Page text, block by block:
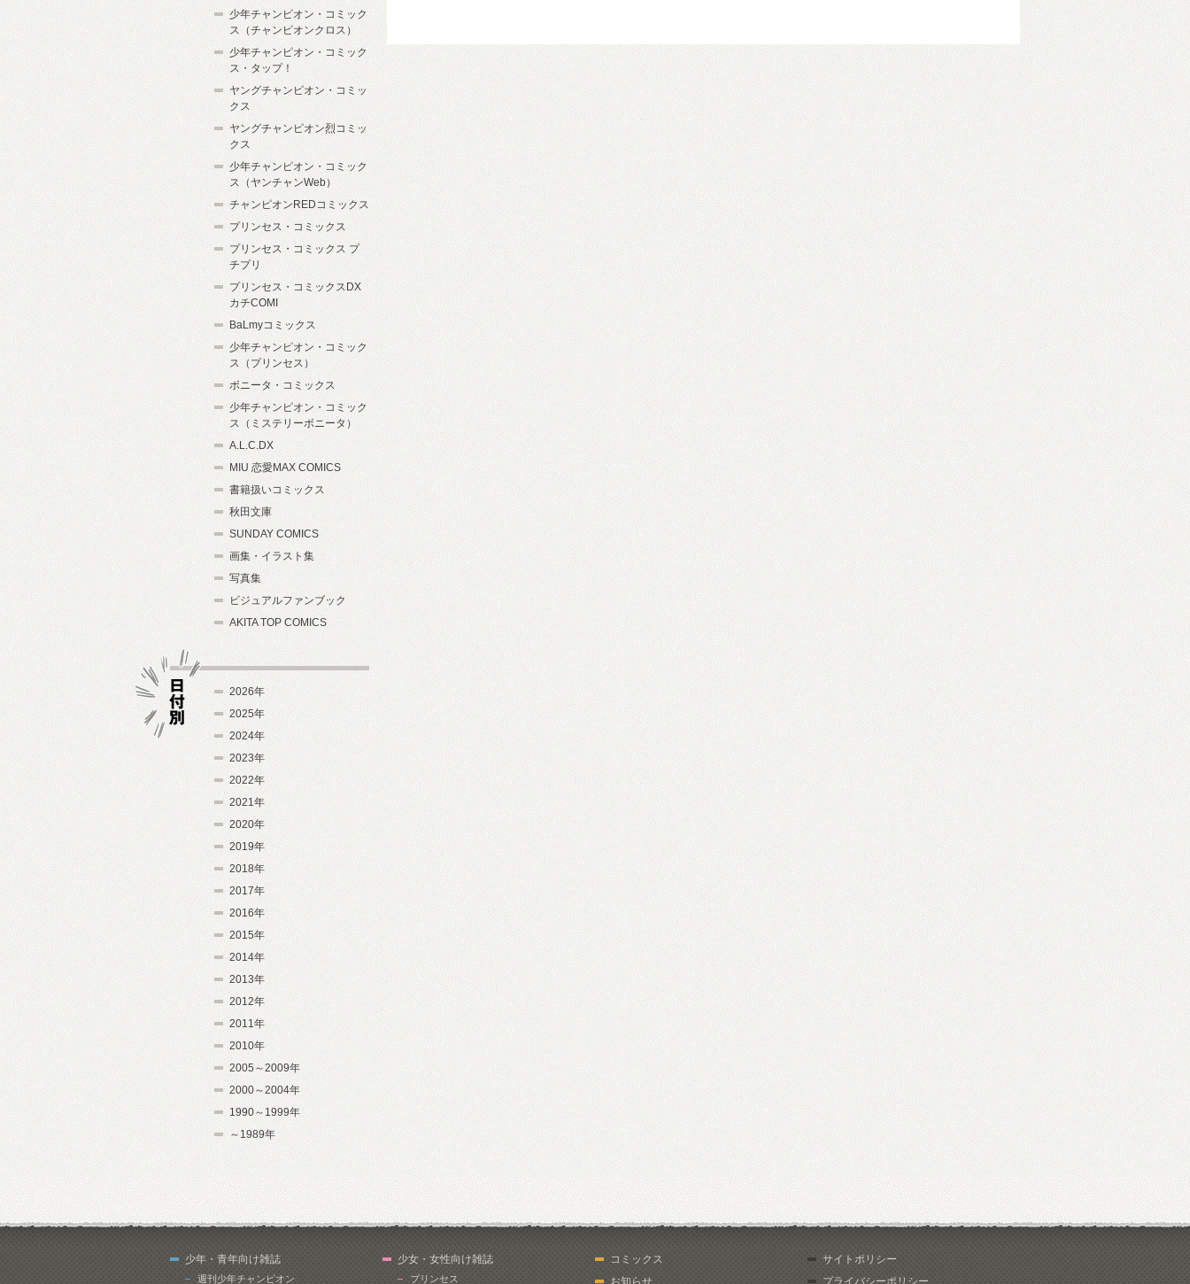
少年チャンピオン・コミック
ス（チャンピオンクロス）
少年チャンピオン・コミック
ス・タップ！
ヤングチャンピオン・コミッ
クス
ヤングチャンピオン烈コミッ
クス
少年チャンピオン・コミック
ス（ヤンチャンWeb）
チャンピオンREDコミックス
プリンセス・コミックス
プリンセス・コミックス プ
チプリ
プリンセス・コミックスDX
カチCOMI
BaLmyコミックス
少年チャンピオン・コミック
ス（プリンセス）
ボニータ・コミックス
少年チャンピオン・コミック
ス（ミステリーボニータ）
A.L.C.DX
MIU 恋愛MAX COMICS
書籍扱いコミックス
秋田文庫
SUNDAY COMICS
画集・イラスト集
写真集
ビジュアルファンブック
AKITA TOP COMICS
2026年
2025年
2024年
2023年
2022年
2021年
2020年
2019年
2018年
2017年
2016年
2015年
2014年
2013年
2012年
2011年
2010年
2005～2009年
2000～2004年
1990～1999年
～1989年
少年・青年向け雑誌
週刊少年チャンピオン
少女・女性向け雑誌
プリンセス
コミックス
お知らせ
サイトポリシー
プライバシーポリシー